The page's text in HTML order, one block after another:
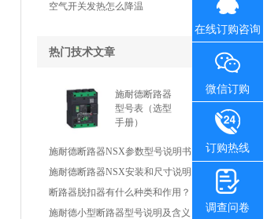
空气开关发热怎么降温
热门技术文章
施耐德断路器
型号表（选型
手册）
施耐德断路器NSX参数型号说明书
施耐德断路器NSX安装和尺寸说明
断路器脱扣器有什么种类和作用？
施耐德小型断路器型号说明及含义
在线订购咨询
微信订购
订购热线
调查问卷